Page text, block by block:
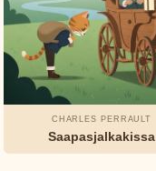
Oscar
Wilde
Rudyard
KiplingCHARLES PERRAULT
Saapasjalkakissa